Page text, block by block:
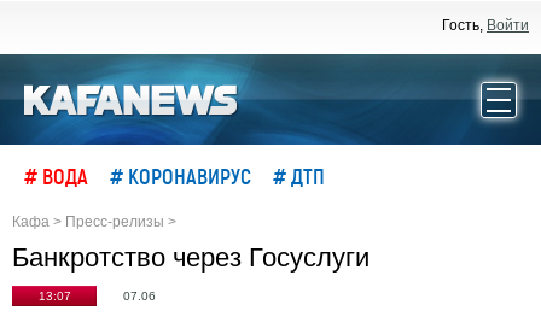
Гость, Войти
# ВОДА # КОРОНАВИРУС # ДТП
Кафа > Пресс-релизы >
Банкротство через Госуслуги
13:07 07.06